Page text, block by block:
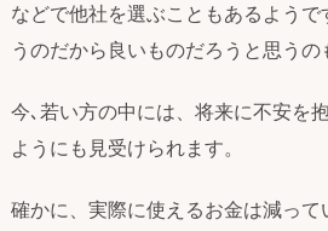
などで他社を選ぶこともあるよう
うのだから良いものだろうと思うの
今､若い方の中には、将来に不安を
ようにも見受けられます。
確かに、実際に使えるお金は減って